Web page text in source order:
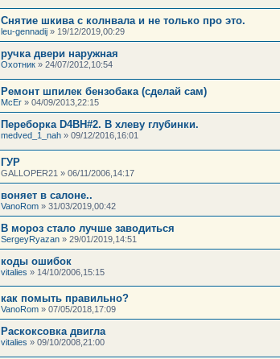
Снятие шкива с колнвала и не только про это.
leu-gennadij » 19/12/2019,00:29
ручка двери наружная
Охотник » 24/07/2012,10:54
Ремонт шпилек бензобака (сделай сам)
McEr » 04/09/2013,22:15
Переборка D4BH#2. В хлеву глубинки.
medved_1_nah » 09/12/2016,16:01
ГУР
GALLOPER21 » 06/11/2006,14:17
воняет в салоне..
VanoRom » 31/03/2019,00:42
В мороз стало лучше заводиться
SergeyRyazan » 29/01/2019,14:51
коды ошибок
vitalies » 14/10/2006,15:15
как помыть правильно?
VanoRom » 07/05/2018,17:09
Раскоксовка двигла
vitalies » 09/10/2008,21:00